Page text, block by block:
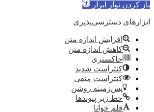
باز کردن نوار ابزار
ابزارهای دسترسی‌پذیری
افزایش اندازه متن
کاهش اندازه متن
خاکستری
کنتراست شدید
کنتراست منفی
پس‌زمینه روشن
خط زیر پیوندها
قلم خوانا